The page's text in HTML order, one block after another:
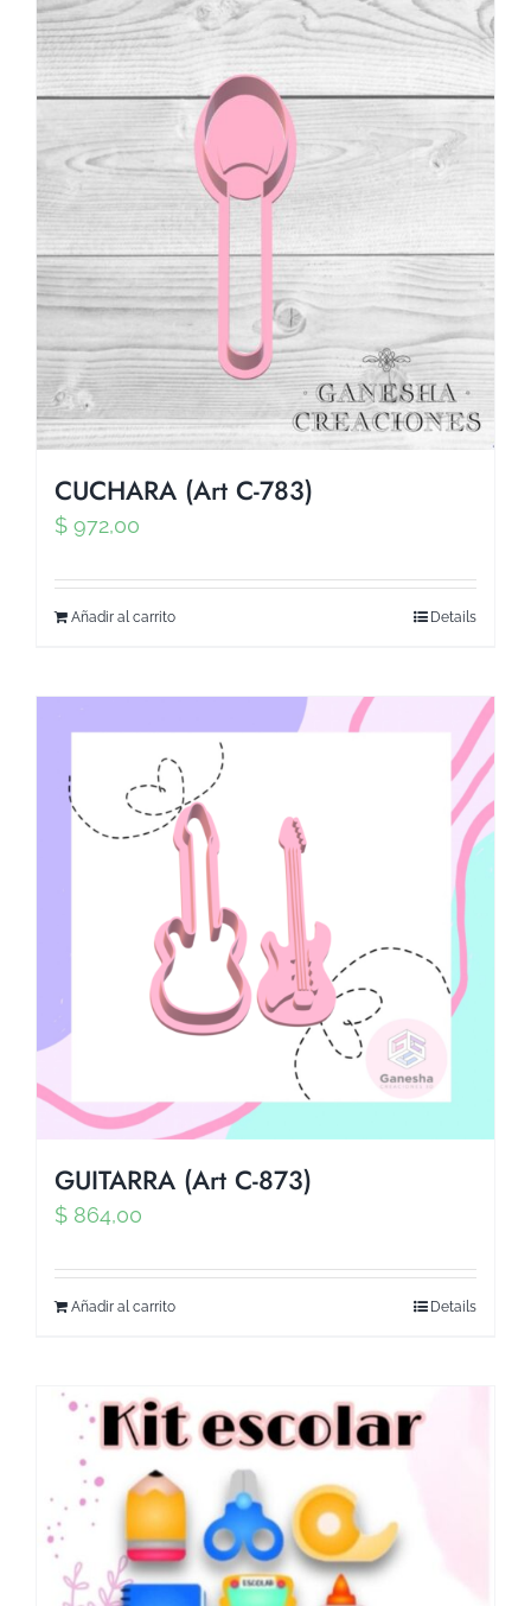
CUCHARA (Art C-783)
$ 972,00
Añadir al carrito Details
GUITARRA (Art C-873)
$ 864,00
Añadir al carrito Details